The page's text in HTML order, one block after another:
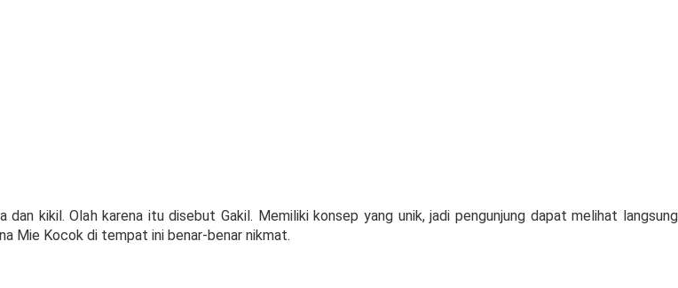
dan kikil. Olah karena itu disebut Gakil. Memiliki konsep yang unik, jadi pengunjung dapat melihat langsung
Mie Kocok di tempat ini benar-benar nikmat.